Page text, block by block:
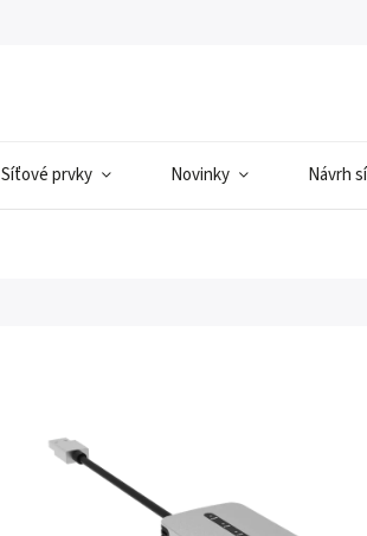
Síťové prvky Novinky Návrh